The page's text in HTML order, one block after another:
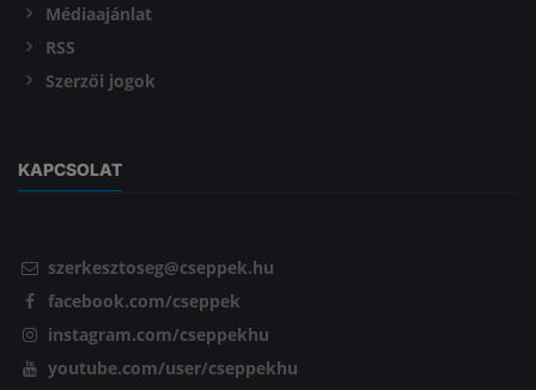
Médiaajánlat
RSS
Szerzői jogok
KAPCSOLAT
szerkesztoseg@cseppek.hu
facebook.com/cseppek
instagram.com/cseppekhu
youtube.com/user/cseppekhu